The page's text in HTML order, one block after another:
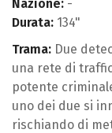
Nazione: -
Durata: 134"
Trama: Due
una rete di
potente
uno dei due si
rischiando di